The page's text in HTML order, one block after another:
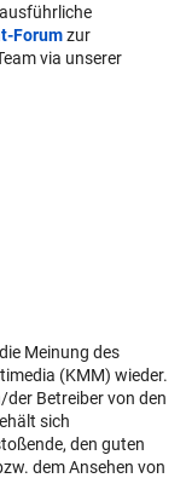
Forumzur
via unserer
Meinung des
(KMM) wieder.
der Betreiber von den
sich
den guten
dem Ansehen von